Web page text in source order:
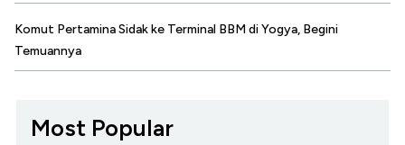
Komut Pertamina Sidak ke Terminal BBM di Yogya, Begini
Temuannya
Most Popular